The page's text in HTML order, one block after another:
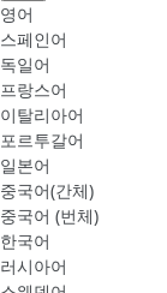
영어
스페인어
독일어
프랑스어
이탈리아어
포르투갈어
일본어
중국어(간체)
중국어 (번체)
한국어
러시아어